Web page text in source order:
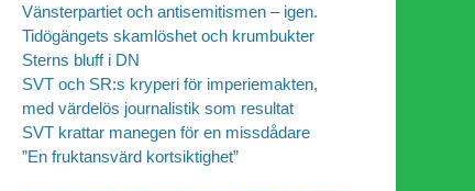
Vänsterpartiet och antisemitismen – igen.
Tidögängets skamlöshet och krumbukter
Sterns bluff i DN
SVT och SR:s kryperi för imperiemakten,
med värdelös journalistik som resultat
SVT krattar manegen för en missdådare
”En fruktansvärd kortsiktighet”